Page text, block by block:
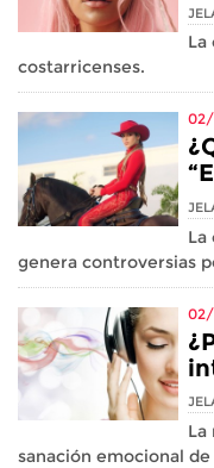
La
costarricenses.
La
genera controversias
La
sanación emocional de